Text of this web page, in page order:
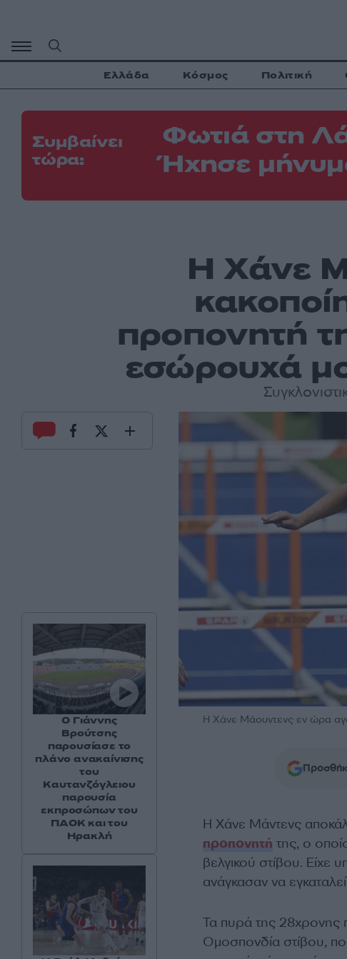
περιεχόμενο
Ελλάδα Κόσμος Πολιτική
Συμβαίνει
τώρα:
Φωτιά στη
Ήχησε
Η Χάνε
προπονητή
εσώρουχά
Η Χάνε Μάουντενς εν ώρα
Η Χάνε Μάντενς
προπονητή της, ο
βελγικού στίβου. Είχε
ανάγκασαν να
Τα πυρά της 28χρονης
Ομοσπονδία στίβου,
Ο Γιάννης
Βρούτσης
παρουσίασε το
πλάνο ανακαίνισης
του
Καυτανζόγλειου
παρουσία
εκπροσώπων του
ΠΑΟΚ και του
Ηρακλή